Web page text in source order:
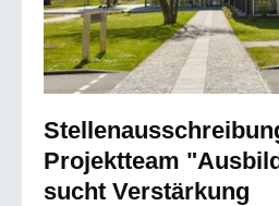
Projektteam
sucht Verstärkung